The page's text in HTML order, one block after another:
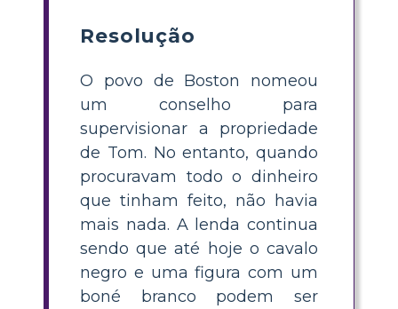
Resolução
O povo de Boston nomeou
um conselho para
supervisionar a propriedade
de Tom. No entanto, quando
procuravam todo o dinheiro
que tinham feito, não havia
mais nada. A lenda continua
sendo que até hoje o cavalo
negro e uma figura com um
boné branco podem ser